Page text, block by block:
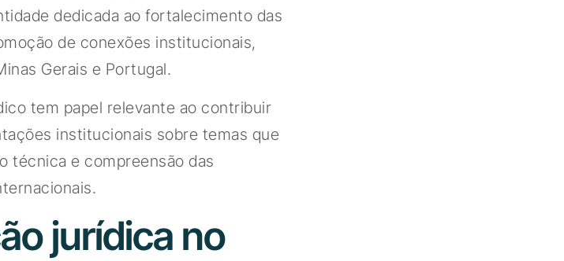
dedicada ao fortalecimento das
de conexões institucionais,
Gerais e Portugal.
tem papel relevante ao contribuir
institucionais sobre temas que
técnica e compreensão das
jurídica no